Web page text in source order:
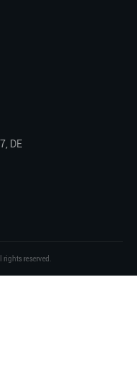
DE
rights reserved.